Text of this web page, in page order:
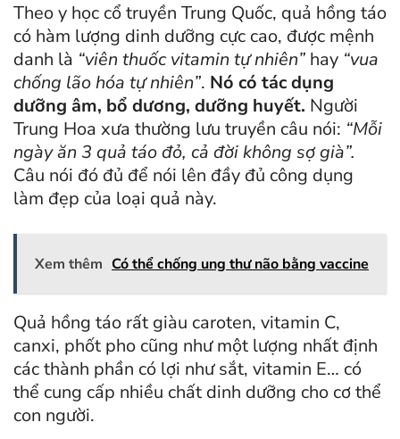
Theo y học cổ truyền Trung Quốc, quả hồng táo
có hàm lượng dinh dưỡng cực cao, được mệnh
danh là “viên thuốc vitamin tự nhiên” hay “vua
chống lão hóa tự nhiên”. Nó có tác dụng
dưỡng âm, bổ dương, dưỡng huyết. Người
Trung Hoa xưa thường lưu truyền câu nói: “Mỗi
ngày ăn 3 quả táo đỏ, cả đời không sợ già”.
Câu nói đó đủ để nói lên đầy đủ công dụng
làm đẹp của loại quả này.
Xem thêm Có thể chống ung thư não bằng vaccine
Quả hồng táo rất giàu caroten, vitamin C,
canxi, phốt pho cũng như một lượng nhất định
các thành phần có lợi như sắt, vitamin E… có
thể cung cấp nhiều chất dinh dưỡng cho cơ thể
con người.